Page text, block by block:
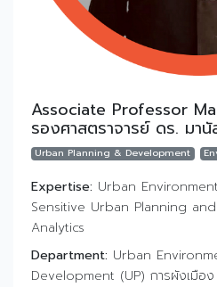
Associate Professor
รองศาสตราจารย์ ดร. มา
Urban Planning & Development
Expertise: Urban
Sensitive Urban Planning
Analytics
Department: Urban
Development (UP) การผังเมือง